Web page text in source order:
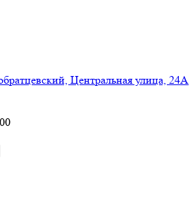
Центральная улица, 24А